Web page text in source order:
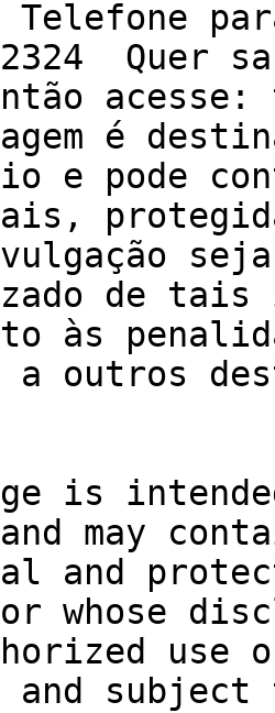
Quer
e pode
de tais
às
a outros
is
and may
and
whose
use
and